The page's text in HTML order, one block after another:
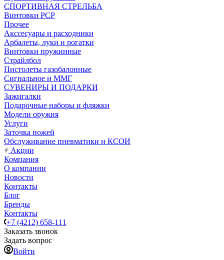
СПОРТИВНАЯ СТРЕЛЬБА
Винтовки PCP
Прочее
Акссесуары и расходники
Арбалеты, луки и рогатки
Винтовки пружинные
Страйлбол
Пистолеты газобалонные
Сигнальное и ММГ
СУВЕНИРЫ И ПОДАРКИ
Зажигалки
Подарочные наборы и фляжки
Модели оружия
Услуги
Заточка ножей
Обслуживание пневматики и КСОИ
Акции
Компания
О компании
Новости
Контакты
Блог
Бренды
Контакты
+7 (4212) 658-111
Заказать звонок
Задать вопрос
Войти